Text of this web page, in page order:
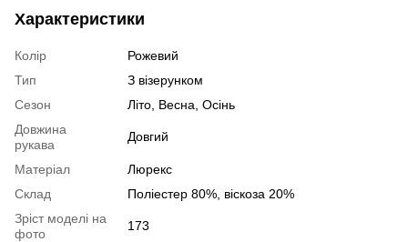
Характеристики
Колір
Рожевий
Тип
З візерунком
Сезон
Літо, Весна, Осінь
Довжина
рукава
Довгий
Матеріал
Люрекс
Склад
Поліестер 80%, віскоза 20%
Зріст моделі на
фото
173